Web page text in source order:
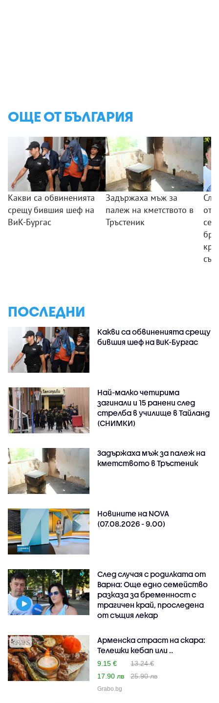
ОЩЕ ОТ БЪЛГАРИЯ
Какви са обвиненията
срещу бившия шеф на
ВиК-Бургас
Задържаха мъж за
палеж на кметството в
Тръстеник
от
ПОСЛЕДНИ
Какви са обвиненията срещу
бившия шеф на ВиК-Бургас
Най-малко четирима
загинали и 15 ранени след
стрелба в училище в Тайланд
(СНИМКИ)
Задържаха мъж за палеж на
кметството в Тръстеник
Новините на NOVA
(07.08.2026 - 9.00)
След случая с родилката от
Варна: Още едно семейство
разказа за бременност с
трагичен край, проследена
от същия лекар
Арменска страст на скара:
Телешки кебап или ..
9.15 €
13.24 €
17.90 лв
25.90 лв
Grabo.bg